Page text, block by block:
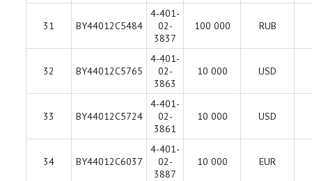
31 BY44012C5484
4-401-
02-
3837
100 000 RUB
32 BY44012C5765
4-401-
02-
3863
10 000 USD
33 BY44012C5724
4-401-
02-
3861
10 000 USD
34 BY44012C6037
4-401-
02-
3887
10 000 EUR